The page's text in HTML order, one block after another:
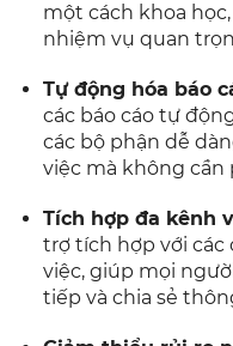
một cách khoa
nhiệm vụ quan
Tự động hóa báo
các báo cáo tự
các bộ phận dễ
việc mà không cần
Tích hợp đa kênh
trợ tích hợp với các
việc, giúp mọi
tiếp và chia sẻ